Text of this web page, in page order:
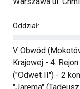
Oddział:
V Obwód
Krajowej - 4.
("Odwet II") - 2